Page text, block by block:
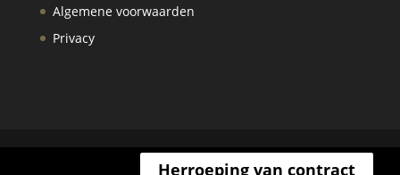
Algemene voorwaarden
Privacy
Herroeping van contract